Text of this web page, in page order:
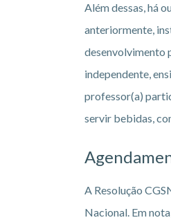
Além dessas, há
anteriormente,
desenvolvimento
independente,
professor(a)
servir bebidas,
A Resolução
Nacional. Em